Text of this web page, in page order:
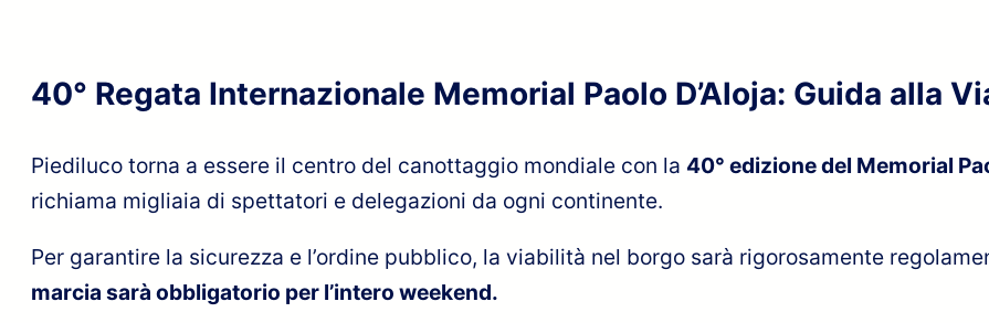
40° Regata Internazionale Memorial Paolo D’Aloja: Guida alla
Piediluco torna a essere il centro del canottaggio mondiale con la 40° edizione del Memorial
richiama migliaia di spettatori e delegazioni da ogni continente.
Per garantire la sicurezza e l’ordine pubblico, la viabilità nel borgo sarà rigorosamente
marcia sarà obbligatorio per l’intero weekend.